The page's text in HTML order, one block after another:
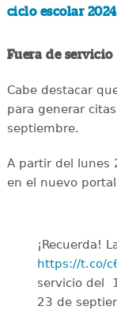
ciclo escolar 2024
Fuera de servicio
Cabe destacar
para generar
septiembre.
A partir del lunes
en el nuevo
¡Recuerda!
https://t.co/
servicio del
23 de